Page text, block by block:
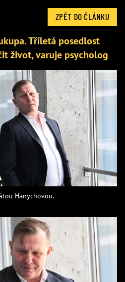
ZPĚT DO ČLÁNKU
Tříletá posedlost
život, varuje psycholog
Hanychovou.